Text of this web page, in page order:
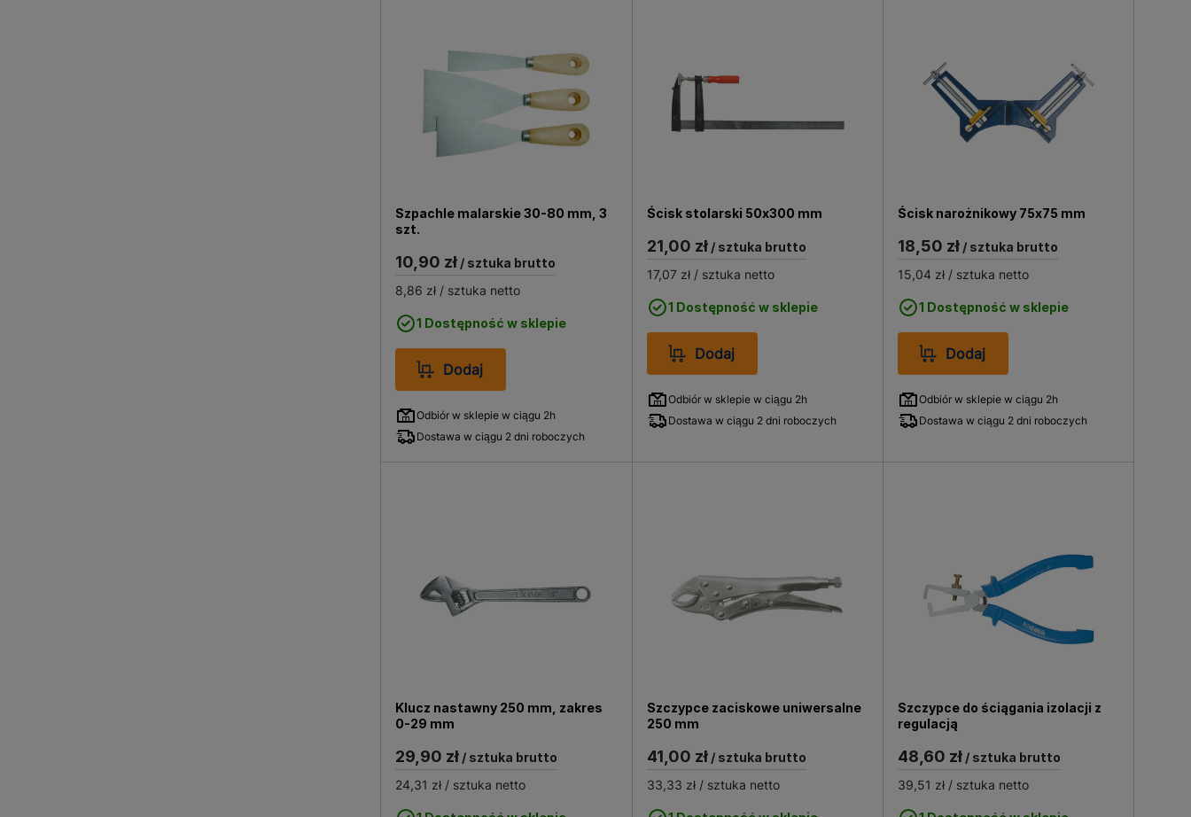
Szpachle malarskie 30-80 mm, 3
szt.
10,90 zł/ sztuka brutto
8,86 zł/ sztuka netto
1 Dostępność w sklepie
Dodaj
Odbiór w sklepie w ciągu 2h
Dostawa w ciągu 2 dni roboczych
Ścisk stolarski 50x300 mm
21,00 zł/ sztuka brutto
17,07 zł/ sztuka netto
1 Dostępność w sklepie
Dodaj
Odbiór w sklepie w ciągu 2h
Dostawa w ciągu 2 dni roboczych
Ścisk narożnikowy 75x75 mm
18,50 zł / sztuka brutto
15,04 zł / sztuka netto
1 Dostępność w sklepie
Dodaj
Odbiór w sklepie w ciągu 2h
Dostawa w ciągu 2 dni roboczych
Klucz nastawny 250 mm, zakres
0-29 mm
29,90 zł/ sztuka brutto
24,31 zł/ sztuka netto
Szczypce zaciskowe uniwersalne
250 mm
41,00 zł/ sztuka brutto
33,33 zł/ sztuka netto
Szczypce do ściągania izolacji z
regulacją
48,60 zł / sztuka brutto
39,51 zł / sztuka netto